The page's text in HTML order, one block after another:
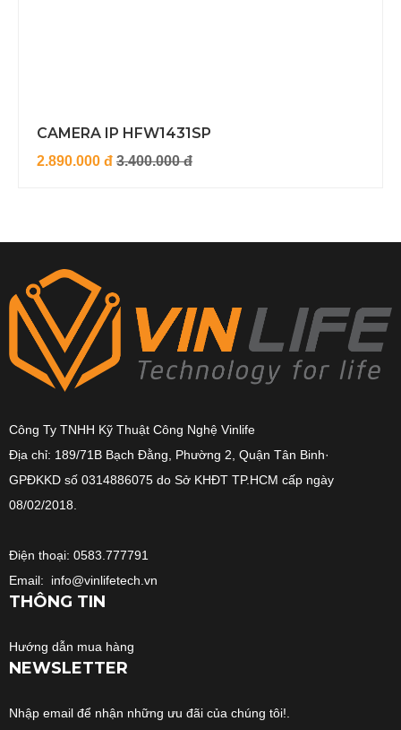
CAMERA IP HFW1431SP
2.890.000 đ 3.400.000 đ
Công Ty TNHH Kỹ Thuật Công Nghệ Vinlife
Địa chỉ: 189/71B Bạch Đằng, Phường 2, Quận Tân Binh·
GPĐKKD số 0314886075 do Sở KHĐT TP.HCM cấp ngày
08/02/2018.
Điện thoại: 0583.777791
Email: info@vinlifetech.vn
THÔNG TIN
Hướng dẫn mua hàng
NEWSLETTER
Nhập email để nhận những ưu đãi của chúng tôi!.